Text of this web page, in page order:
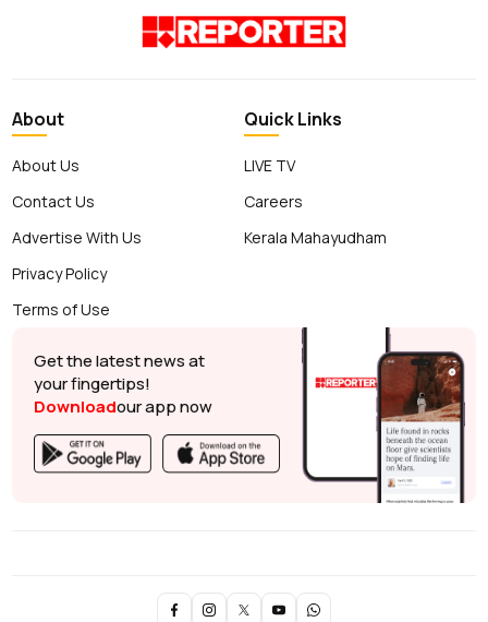
About
About Us
Contact Us
Advertise With Us
Privacy Policy
Terms of Use
Quick Links
LIVE TV
Careers
Kerala Mahayudham
Get the latest news at
your fingertips!
Downloadour app now